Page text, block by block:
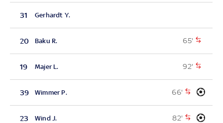
31 Gerhardt Y.
20 Baku R. 65'
19 Majer L. 92'
39 Wimmer P. 66'
23 Wind J. 82'